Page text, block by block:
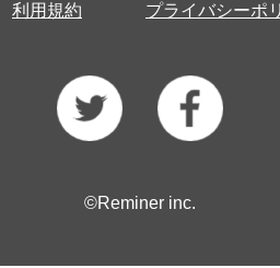
利用規約 プライバシーポ
©Reminer inc.